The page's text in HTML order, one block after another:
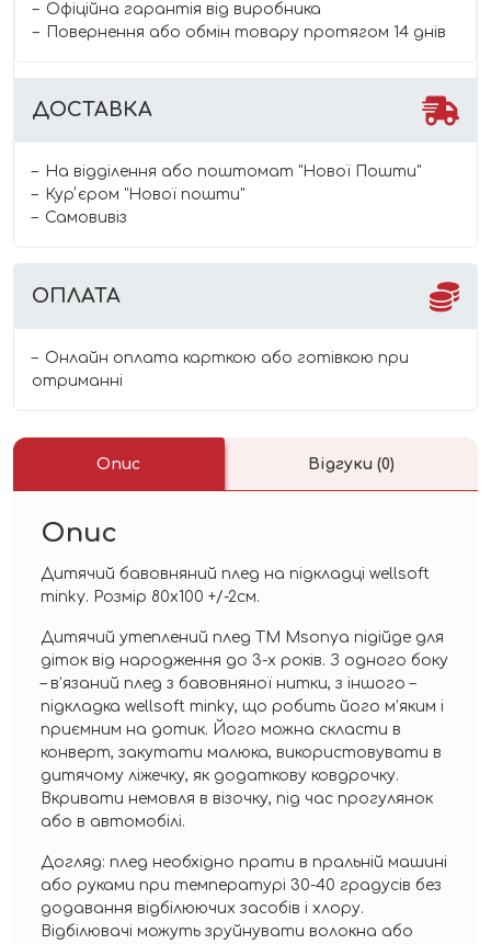
Офіційна гарантія від виробника
Повернення або обмін товару протягом 14 днів
ДОСТАВКА
На відділення або поштомат "Нової Пошти"
Курʼєром "Нової пошти"
Самовивіз
ОПЛАТА
Онлайн оплата карткою або готівкою при
отриманні
Опис Відгуки (0)
Опис
Дитячий бавовняний плед на підкладці wellsoft
minky. Розмір 80х100 +/-2см.
Дитячий утеплений плед TM Msonya підійде для
діток від народження до 3-х років. З одного боку
– в’язаний плед з бавовняної нитки, з іншого –
підкладка wellsoft minky, що робить його м’яким і
приємним на дотик. Його можна скласти в
конверт, закутати малюка, використовувати в
дитячому ліжечку, як додаткову ковдрочку.
Вкривати немовля в візочку, під час прогулянок
або в автомобілі.
Догляд: плед необхідно прати в пральній машині
або руками при температурі 30-40 градусів без
додавання відбілюючих засобів і хлору.
Відбілювачі можуть зруйнувати волокна або